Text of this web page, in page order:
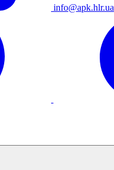
info@apk.hlr.ua